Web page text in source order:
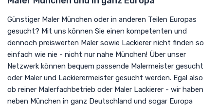
Günstiger Maler München oder in anderen Teilen Europas
gesucht? Mit uns können Sie einen kompetenten und
dennoch preiswerten Maler sowie Lackierer nicht finden so
einfach wie nie - nicht nur nahe München! Über unser
Netzwerk können bequem passende Malermeister gesucht
oder Maler und Lackierermeister gesucht werden. Egal also
ob reiner Malerfachbetrieb oder Maler Lackierer - wir haben
neben München in ganz Deutschland und sogar Europa